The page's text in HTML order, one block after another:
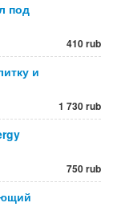
под
410 rub
и
1 730 rub
750 rub